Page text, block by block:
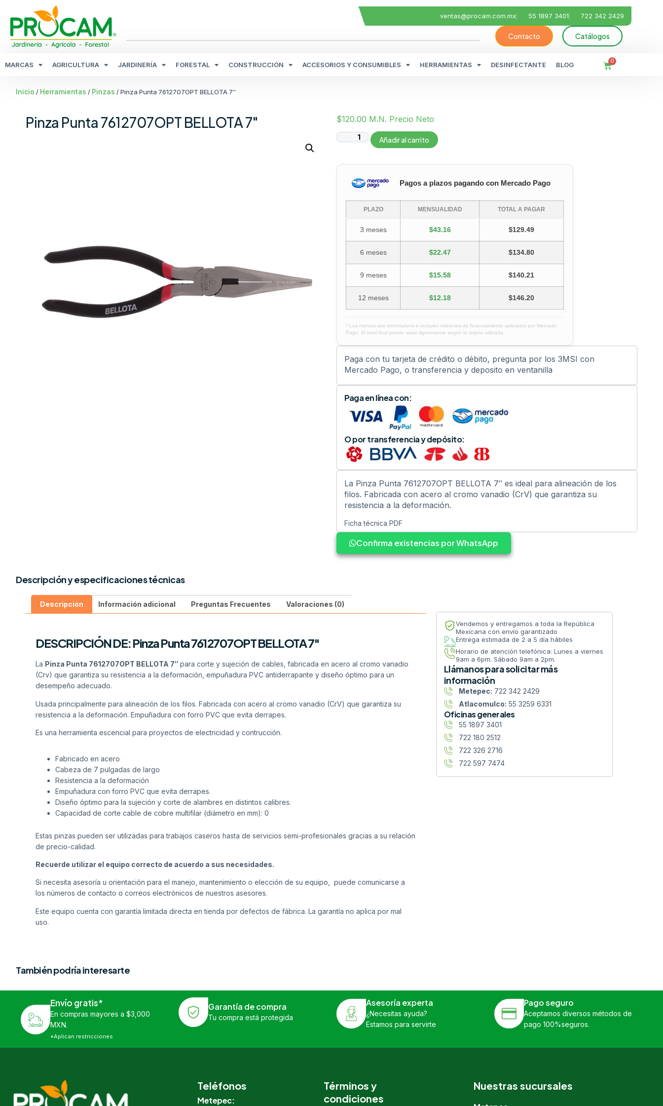
ventas@procam.com.mx 55 1897 3401 722 342 2429
Contacto Catálogos
MARCAS AGRICULTURA JARDINERÍA FORESTAL CONSTRUCCIÓN ACCESORIOS Y CONSUMIBLES HERRAMIENTAS DESINFECTANTE BLOG 0
Inicio / Herramientas / Pinzas / Pinza Punta 7612707OPT BELLOTA 7″
Pinza Punta 7612707OPT BELLOTA 7″ $120.00 M.N. Precio Neto
Añadir al carrito
Pagos a plazos pagando con Mercado Pago
PLAZO MENSUALIDAD TOTAL A PAGAR
3 meses $43.16 $129.49
6 meses $22.47 $134.80
9 meses $15.58 $140.21
12 meses $12.18 $146.20
* Los montos son informativos e incluyen intereses de financiamiento aplicados por Mercado
Pago. El total final puede variar ligeramente según la tarjeta utilizada.
Paga con tu tarjeta de crédito o débito, pregunta por los 3MSI con
Mercado Pago, o transferencia y deposito en ventanilla
Paga en línea con:
O por transferencia y depósito:
La Pinza Punta 7612707OPT BELLOTA 7″ es ideal para alineación de los
filos. Fabricada con acero al cromo vanadio (CrV) que garantiza su
resistencia a la deformación.
Ficha técnica PDF
Confirma existencias por WhatsApp
Descripción y especificaciones técnicas
Descripción Información adicional Preguntas Frecuentes Valoraciones (0)
DESCRIPCIÓN DE: Pinza Punta 7612707OPT BELLOTA 7″
La Pinza Punta 7612707OPT BELLOTA 7″ para corte y sujeción de cables, fabricada en acero al cromo vanadio
(Crv) que garantiza su resistencia a la deformación, empuñadura PVC antiderrapante y diseño óptimo para un
desempeño adecuado.
Usada principalmente para alineación de los filos. Fabricada con acero al cromo vanadio (CrV) que garantiza su
resistencia a la deformación. Empuñadura con forro PVC que evita derrapes.
Es una herramienta escencial para proyectos de electricidad y contrucción.
Fabricado en acero
Cabeza de 7 pulgadas de largo
Resistencia a la deformación
Empuñadura con forro PVC que evita derrapes.
Diseño óptimo para la sujeción y corte de alambres en distintos calibres.
Capacidad de corte cable de cobre multifilar (diámetro en mm): 0
Estas pinzas pueden ser utilizadas para trabajos caseros hasta de servicios semi-profesionales gracias a su relación
de precio-calidad.
Recuerde utilizar el equipo correcto de acuerdo a sus necesidades.
Si necesita asesoría u orientación para el manejo, mantenimiento o elección de su equipo, puede comunicarse a
los números de contacto o correos electrónicos de nuestros asesores.
Este equipo cuenta con garantía limitada directa en tienda por defectos de fábrica. La garantía no aplica por mal
uso.
Vendemos y entregamos a toda la República
Mexicana con envío garantizado
Entrega estimada de 2 a 5 día hábiles
Horario de atención telefónica: Lunes a viernes
9am a 6pm. Sábado 9am a 2pm.
Llámanos para solicitar más
información
Metepec: 722 342 2429
Atlacomulco: 55 3259 6331
Oficinas generales
55 1897 3401
722 180 2512
722 326 2716
722 597 7474
También podría interesarte
Envío gratis*
En compras mayores a $3,000
MXN.
*Aplican restricciones
Garantía de compra
Tu compra está protegida
Asesoría experta
¿Necesitas ayuda?
Estamos para servirte
Pago seguro
Aceptamos diversos métodos de
pago 100%seguros.
Teléfonos
Metepec:
Términos y
condiciones
Nuestras sucursales